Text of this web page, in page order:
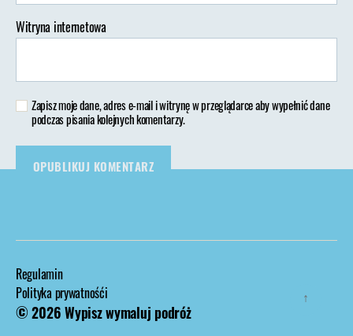
Witryna internetowa
Zapisz moje dane, adres e-mail i witrynę w przeglądarce aby wypełnić dane
podczas pisania kolejnych komentarzy.
Regulamin
Polityka prywatnośći
© 2026Wypisz wymaluj podróż
↑